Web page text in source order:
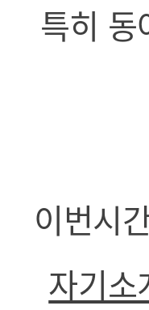
특히
이번시
자기소